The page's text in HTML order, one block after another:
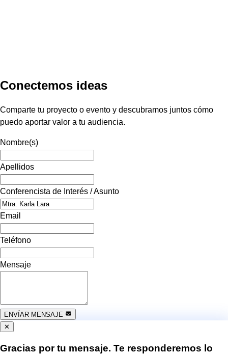
Conectemos ideas
Comparte tu proyecto o evento y descubramos juntos cómo
puedo aportar valor a tu audiencia.
Nombre(s)
Apellidos
Conferencista de Interés / Asunto
Email
Teléfono
Mensaje
ENVÍAR MENSAJE
✕
Gracias por tu mensaje. Te responderemos lo